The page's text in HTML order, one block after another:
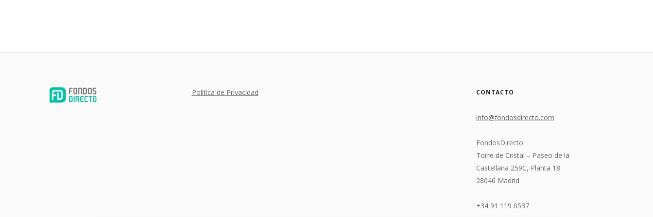
Política de Privacidad CONTACTO
info@fondosdirecto.com
FondosDirecto
Torre de Cristal – Paseo de la
Castellana 259C, Planta 18
28046 Madrid
+34 91 119 0537